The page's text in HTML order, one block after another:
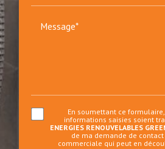
Message*
En soumettant ce
informations saisies soient
ENERGIES RENOUVELABLES
de ma demande de
commerciale qui peut en